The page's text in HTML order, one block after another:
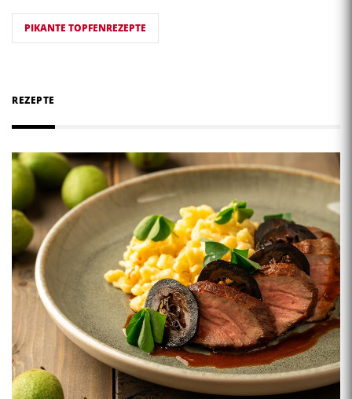
PIKANTE TOPFENREZEPTE
REZEPTE